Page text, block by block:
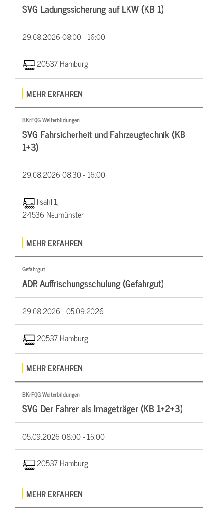
SVG Ladungssicherung auf LKW (KB 1)
29.08.202608:00 - 16:00
20537 Hamburg
MEHR ERFAHREN
BKrFQG Weiterbildungen
SVG Fahrsicherheit und Fahrzeugtechnik (KB
1+3)
29.08.202608:30 - 16:00
Ilsahl 1,
24536 Neumünster
MEHR ERFAHREN
Gefahrgut
ADR Auffrischungsschulung (Gefahrgut)
29.08.2026 -05.09.2026
20537 Hamburg
MEHR ERFAHREN
BKrFQG Weiterbildungen
SVG Der Fahrer als Imageträger (KB 1+2+3)
05.09.202608:00 - 16:00
20537 Hamburg
MEHR ERFAHREN